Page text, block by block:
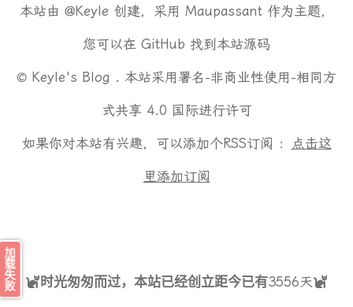
本站由 @Keyle 创建，采用 Maupassant作为主题，
您可以在 GitHub 找到本站源码
© Keyle's Blog . 本站采用署名-非商业性使用-相同方
式共享 4.0 国际进行许可
如果你对本站有兴趣，可以添加个RSS订阅 ： 点击这
里添加订阅
时光匆匆而过，本站已经创立距今已有3556天
加载失败